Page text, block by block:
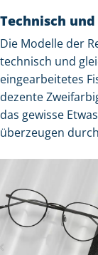
Technisch
Die Modelle der
technisch und
eingearbeitetes
dezente
das gewisse
überzeugen